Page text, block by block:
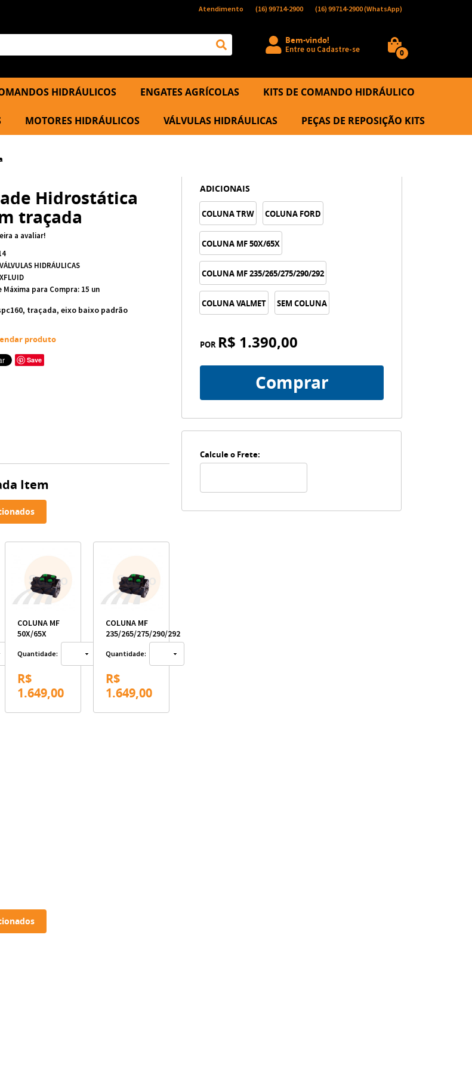
Atendimento (16)99714-2900 (16)99714-2900(WhatsApp)
Bem-vindo!
Entre ou Cadastre-se 0
HIDRÁULICOS ENGATES AGRÍCOLAS KITS DE COMANDO HIDRÁULICO
MOTORES HIDRÁULICOS VÁLVULAS HIDRÁULICAS PEÇAS DE REPOSIÇÃO KITS
Hidrostática
traçada
a avaliar!
VÁLVULAS HIDRÁULICAS
Máxima para Compra: 15 un
traçada, eixo baixo padrão
produto
Save
ADICIONAIS
COLUNA TRW COLUNA FORD
COLUNA MF 50X/65X
COLUNA MF 235/265/275/290/292
COLUNA VALMET SEM COLUNA
POR R$ 1.390,00
Comprar
Calcule o Frete:
Item
COLUNA MF
50X/65X
Quantidade:
R$
1.649,00
COLUNA MF
235/265/275/290/292
Quantidade:
R$
1.649,00